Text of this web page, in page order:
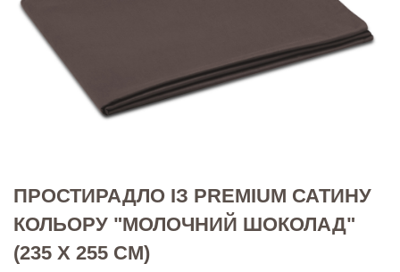
ПРОСТИРАДЛО ІЗ PREMIUM САТИНУ
КОЛЬОРУ "МОЛОЧНИЙ ШОКОЛАД"
(235 X 255 СМ)